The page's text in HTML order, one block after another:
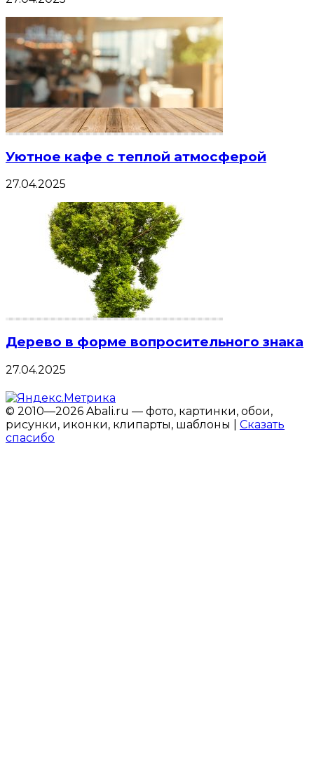
Уютное кафе с теплой атмосферой
27.04.2025
Дерево в форме вопросительного знака
27.04.2025
© 2010—2026 Abali.ru — фото, картинки, обои,
рисунки, иконки, клипарты, шаблоны | Сказать
спасибо